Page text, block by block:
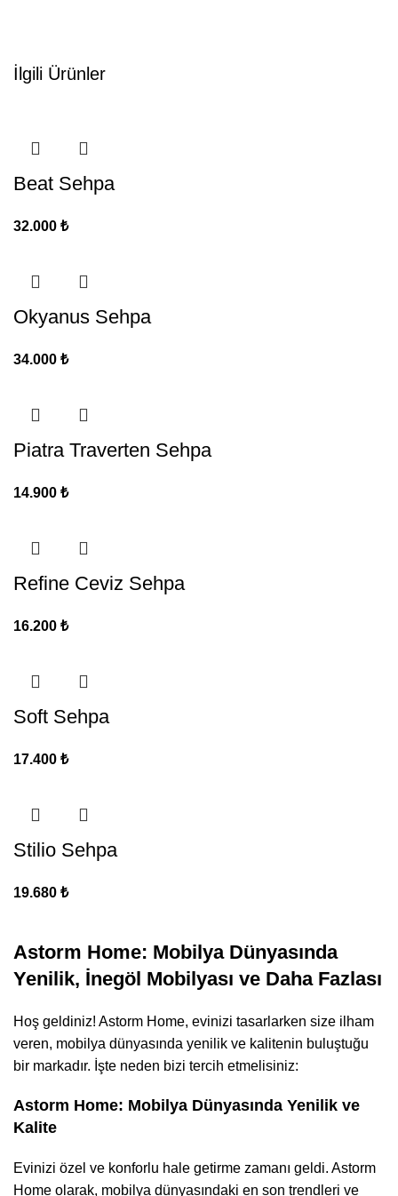
İlgili Ürünler
Beat Sehpa
32.000 ₺
Okyanus Sehpa
34.000 ₺
Piatra Traverten Sehpa
14.900 ₺
Refine Ceviz Sehpa
16.200 ₺
Soft Sehpa
17.400 ₺
Stilio Sehpa
19.680 ₺
Astorm Home: Mobilya Dünyasında
Yenilik, İnegöl Mobilyası ve Daha Fazlası
Hoş geldiniz! Astorm Home, evinizi tasarlarken size ilham
veren, mobilya dünyasında yenilik ve kalitenin buluştuğu
bir markadır. İşte neden bizi tercih etmelisiniz:
Astorm Home: Mobilya Dünyasında Yenilik ve
Kalite
Evinizi özel ve konforlu hale getirme zamanı geldi. Astorm
Home olarak, mobilya dünyasındaki en son trendleri ve